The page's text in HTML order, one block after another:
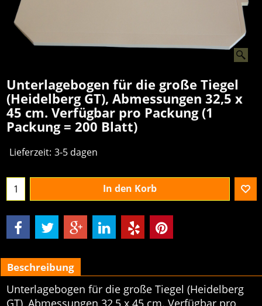
Unterlagebogen für die große Tiegel
(Heidelberg GT), Abmessungen 32,5 x
45 cm. Verfügbar pro Packung (1
Packung = 200 Blatt)
€204.77 excl.BTW
Beschreibung